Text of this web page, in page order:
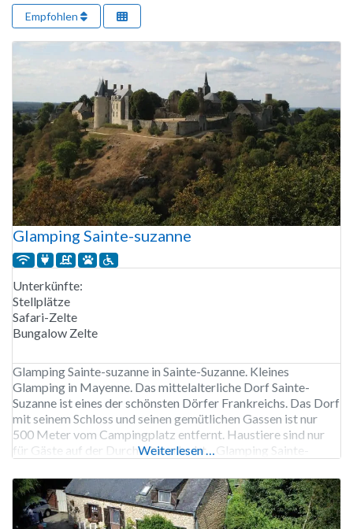
Empfohlen
Glamping Sainte-suzanne
Unterkünfte:
Stellplätze
Safari-Zelte
Bungalow Zelte
Glamping Sainte-suzanne in Sainte-Suzanne. Kleines
Glamping in Mayenne. Das mittelalterliche Dorf Sainte-
Suzanne ist eines der schönsten Dörfer Frankreichs. Das Dorf
mit seinem Schloss und seinen gemütlichen Gassen ist nur
500 Meter vom Campingplatz entfernt. Haustiere sind nur
für Gäste auf der Durchreise erlaubt. Glamping Sainte-
38 Stellplätze. Vermietung von Stellplätzen
Weiterlesen …